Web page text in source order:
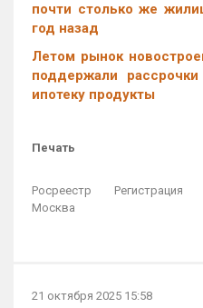
почти столько же
год назад
Летом рынок
поддержали
ипотеку продукты
Печать
Росреестр Регистрация
Москва
21 октября 2025 15:58